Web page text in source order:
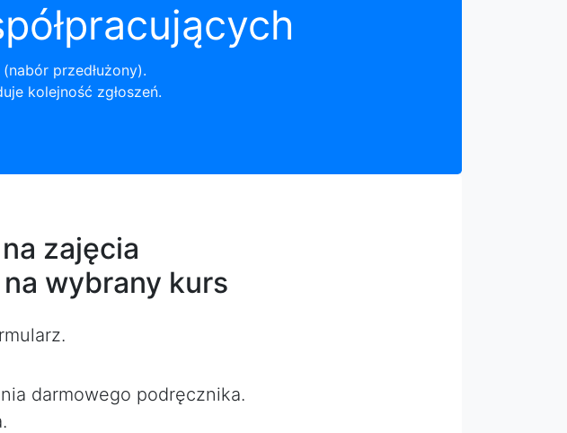
przedłużony).
kolejność zgłoszeń.
zajęcia
wybrany kurs
darmowego podręcznika.